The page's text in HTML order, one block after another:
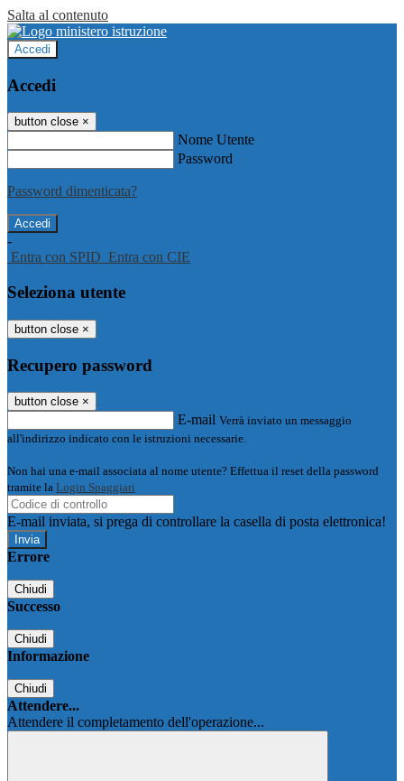
Salta al contenuto
Accedi
Accedi
button close ×
Nome Utente
Password
Password dimenticata?
-
Entra con SPID Entra con CIE
Seleziona utente
button close ×
Recupero password
button close ×
E-mail Verrà inviato un messaggio
all'indirizzo indicato con le istruzioni necessarie.
Non hai una e-mail associata al nome utente? Effettua il reset della password
tramite la Login Spaggiari
E-mail inviata, si prega di controllare la casella di posta elettronica!
Errore
Chiudi
Successo
Chiudi
Informazione
Chiudi
Attendere...
Attendere il completamento dell'operazione...